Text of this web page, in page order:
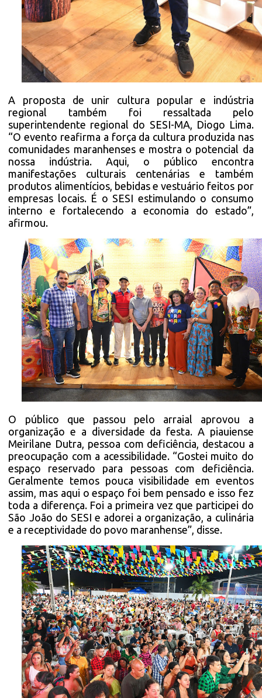
A proposta de unir cultura popular e indústria
regional também foi ressaltada pelo
superintendente regional do SESI-MA, Diogo Lima.
“O evento reafirma a força da cultura produzida nas
comunidades maranhenses e mostra o potencial da
nossa indústria. Aqui, o público encontra
manifestações culturais centenárias e também
produtos alimentícios, bebidas e vestuário feitos por
empresas locais. É o SESI estimulando o consumo
interno e fortalecendo a economia do estado”,
afirmou.
O público que passou pelo arraial aprovou a
organização e a diversidade da festa. A piauiense
Meirilane Dutra, pessoa com deficiência, destacou a
preocupação com a acessibilidade. “Gostei muito do
espaço reservado para pessoas com deficiência.
Geralmente temos pouca visibilidade em eventos
assim, mas aqui o espaço foi bem pensado e isso fez
toda a diferença. Foi a primeira vez que participei do
São João do SESI e adorei a organização, a culinária
e a receptividade do povo maranhense”, disse.